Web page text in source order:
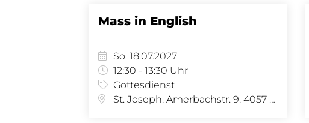
Mass in English
So. 18.07.2027
12:30 - 13:30 Uhr
Gottesdienst
St. Joseph, Amerbachstr. 9, 4057 Basel